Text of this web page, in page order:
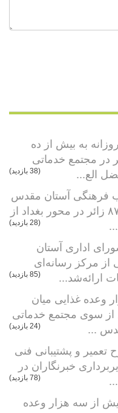
به بیش از ده
در مجتمع خدماتی
الع...
(38 بازدید)
فرهنگی آستان مقدس
عباسی از ۸۷۵۰ زائر در محور بغداد از
(28 بازدید)
اداری آستان
مرکز رسانه‌ای
ارائه‌شد...
(85 بازدید)
۱۰۰ هزار وعده غذایی میان
از سوی مجتمع خدماتی
...
(24 بازدید)
تعمیر و پشتیبانی فنی
خبرنگاران در
(78 بازدید)
بیش از سه هزار وعده